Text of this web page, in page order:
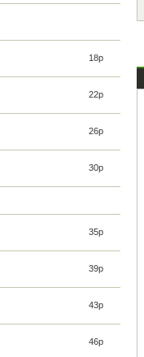
18p
22p
26p
30p
35p
39p
43p
46p